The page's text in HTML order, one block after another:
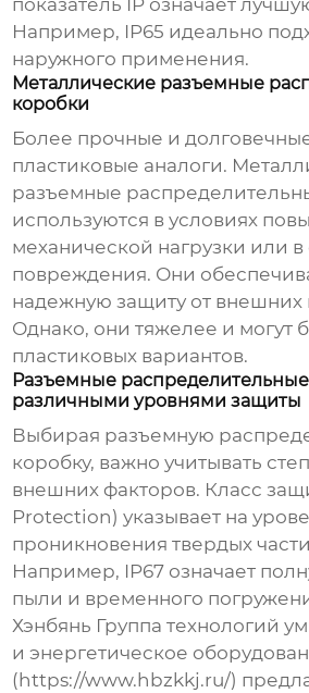
показатель IP означает
Например, IP65 идеально
наружного применения.
Металлические разъемные
коробки
Более прочные и
пластиковые аналоги.
разъемные
используются в условиях
механической нагрузки или
повреждения. Они
надежную защиту от внешних
Однако, они тяжелее и могут
пластиковых вариантов.
Разъемные
различными уровнями защиты
Выбирая разъемную
коробку, важно учитывать
внешних факторов. Класс
Protection) указывает на
проникновения твердых
Например, IP67 означает
пыли и временного
Хэнбянь Группа технологий
и энергетическое
( https://www.hbzkkj.ru/)